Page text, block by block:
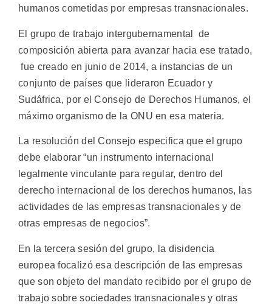
humanos cometidas por empresas transnacionales.
El grupo de trabajo intergubernamental de
composición abierta para avanzar hacia ese tratado,
fue creado en junio de 2014, a instancias de un
conjunto de países que lideraron Ecuador y
Sudáfrica, por el Consejo de Derechos Humanos, el
máximo organismo de la ONU en esa materia.
La resolución del Consejo especifica que el grupo
debe elaborar “un instrumento internacional
legalmente vinculante para regular, dentro del
derecho internacional de los derechos humanos, las
actividades de las empresas transnacionales y de
otras empresas de negocios”.
En la tercera sesión del grupo, la disidencia
europea focalizó esa descripción de las empresas
que son objeto del mandato recibido por el grupo de
trabajo sobre sociedades transnacionales y otras